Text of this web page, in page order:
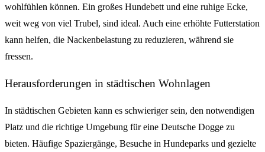
wohlfühlen können. Ein großes Hundebett und eine ruhige Ecke,
weit weg von viel Trubel, sind ideal. Auch eine erhöhte Futterstation
kann helfen, die Nackenbelastung zu reduzieren, während sie
fressen.
Herausforderungen in städtischen Wohnlagen
In städtischen Gebieten kann es schwieriger sein, den notwendigen
Platz und die richtige Umgebung für eine Deutsche Dogge zu
bieten. Häufige Spaziergänge, Besuche in Hundeparks und gezielte